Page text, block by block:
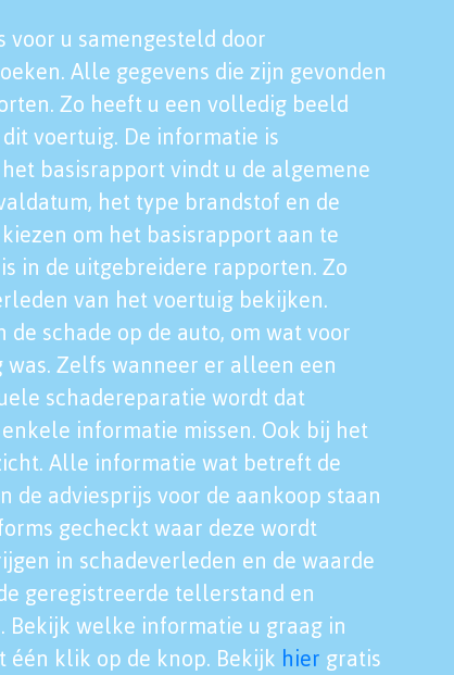
voor u samengesteld door
Alle gegevens die zijn gevonden
Zo heeft u een volledig beeld
voertuig. De informatie is
basisrapport vindt u de algemene
het type brandstof en de
om het basisrapport aan te
in de uitgebreidere rapporten. Zo
van het voertuig bekijken.
schade op de auto, om wat voor
Zelfs wanneer er alleen een
schadereparatie wordt dat
informatie missen. Ook bij het
Alle informatie wat betreft de
adviesprijs voor de aankoop staan
gecheckt waar deze wordt
in schadeverleden en de waarde
geregistreerde tellerstand en
Bekijk welke informatie u graag in
klik op de knop. Bekijk hier gratis